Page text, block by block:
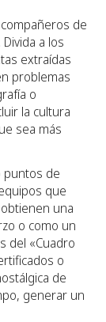
de
a los
extraídas
problemas
o
la cultura
sea más
puntos de
que
una
o como un
del «Cuadro
o
de
generar un